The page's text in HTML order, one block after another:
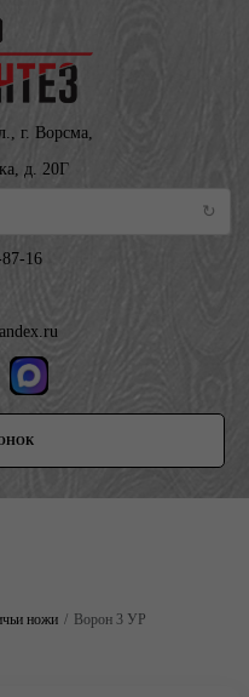
г. Ворсма,
д. 20Г
16
ножи Ворон 3 УР